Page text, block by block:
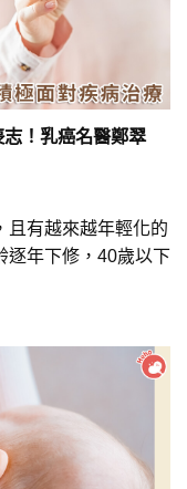
！乳癌名醫鄭翠
且有越來越年輕化的
逐年下修，40歲以下